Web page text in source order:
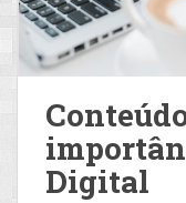
Digital